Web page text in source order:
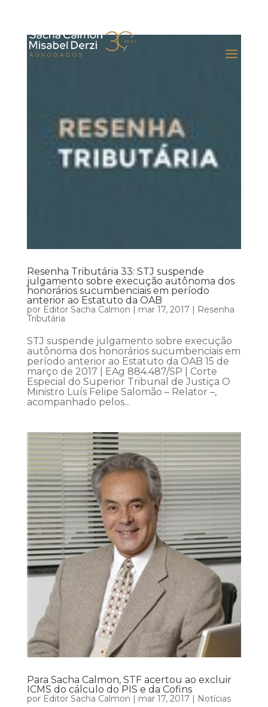
Resenha Tributária 33: STJ suspende
julgamento sobre execução autônoma dos
honorários sucumbenciais em período
anterior ao Estatuto da OAB
por Editor Sacha Calmon mar 17, 2017
Resenha
Tributária
STJ suspende julgamento sobre execução
autônoma dos honorários sucumbenciais em
período anterior ao Estatuto da OAB 15 de
março de 2017 | EAg 884.487/SP | Corte
Especial do Superior Tribunal de Justiça O
Ministro Luís Felipe Salomão – Relator –,
acompanhado pelos...
Para Sacha Calmon, STF acertou ao excluir
ICMS do cálculo do PIS e da Cofins
por Editor Sacha Calmon | mar 17, 2017 | Notícias